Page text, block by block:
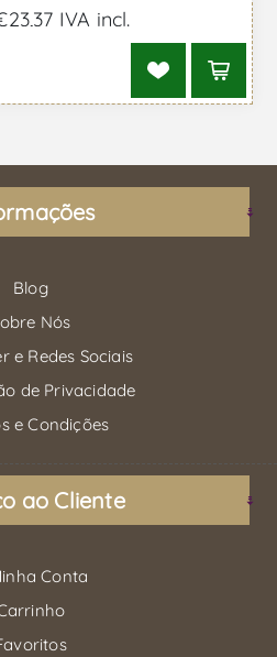
IVA incl.
Blog
Nós
e Redes Sociais
de Privacidade
e Condições
ao Cliente
Conta